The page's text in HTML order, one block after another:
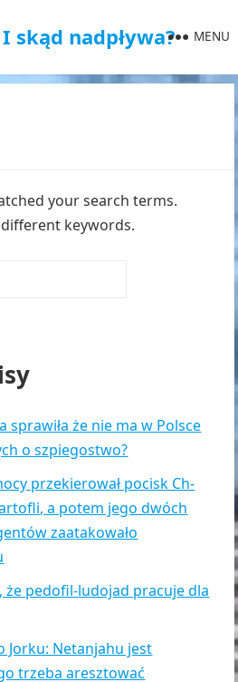
skąd nadpływa? MENU
your search terms.
keywords.
sprawiła że nie ma w Polsce
o szpiegostwo?
przekierował pocisk Ch-
a potem jego dwóch
zaatakowało
że pedofil-ludojad pracuje dla
Jorku: Netanjahu jest
trzeba aresztować